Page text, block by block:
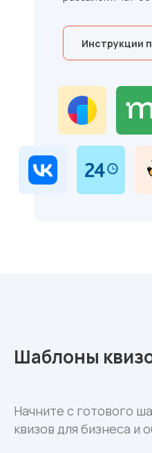
Инструкции
Шаблоны
Начните с готового
квизов для бизнеса и